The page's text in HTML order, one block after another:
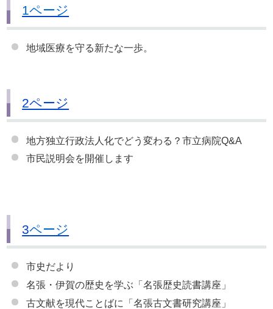
1ページ
地域医療を守る新たな一歩。
2ページ
地方独立行政法人化でどう変わる？市立病院Q&A
市民説明会を開催します
3ページ
市史だより
名張・伊賀の歴史を学ぶ「名張歴史読書講座」
古文献を現代ことばに「名張古文書研究講座」